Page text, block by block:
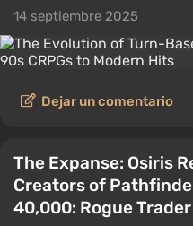
14 septiembre 2025
Dejar un comentario
The Expanse: Osiris
Creators of
40,000: Rogue Trader